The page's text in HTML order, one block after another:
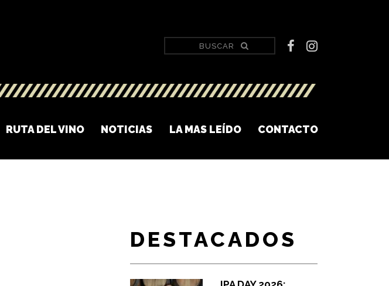
RUTA DEL VINO NOTICIAS LA MAS LEÍDO CONTACTO
DESTACADOS